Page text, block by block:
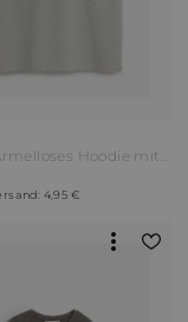
bonprix Ärmelloses Hoodie mit Bio Baumwolle in Loose Fit Grau
4,95 €